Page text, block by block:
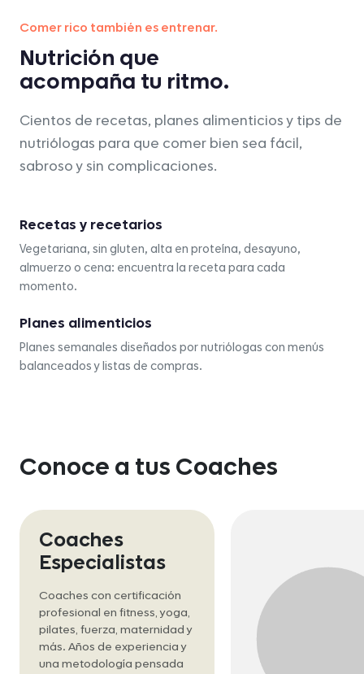
Comer rico también es entrenar.
Nutrición que
acompaña tu ritmo.
Cientos de recetas, planes alimenticios y tips de
nutriólogas para que comer bien sea fácil,
sabroso y sin complicaciones.
Recetas y recetarios
Vegetariana, sin gluten, alta en proteína, desayuno,
almuerzo o cena: encuentra la receta para cada
momento.
Planes alimenticios
Planes semanales diseñados por nutriólogas con menús
balanceados y listas de compras.
Conoce a tus Coaches
Coaches
Especialistas
Coaches con certificación
profesional en fitness, yoga,
pilates, fuerza, maternidad y
más. Años de experiencia y
una metodología pensada